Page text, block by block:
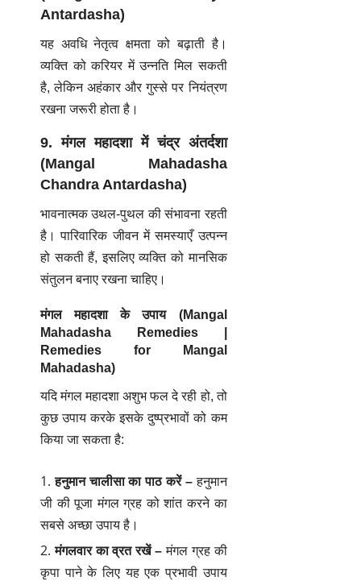
Antardasha)
यह अवधि नेतृत्व क्षमता को बढ़ाती है।
व्यक्ति को करियर में उन्नति मिल सकती
है, लेकिन अहंकार और गुस्से पर नियंत्रण
रखना जरूरी होता है।
9. मंगल महादशा में चंद्र अंतर्दशा
(Mangal Mahadasha
Chandra Antardasha)
भावनात्मक उथल-पुथल की संभावना रहती
है। पारिवारिक जीवन में समस्याएँ उत्पन्न
हो सकती हैं, इसलिए व्यक्ति को मानसिक
संतुलन बनाए रखना चाहिए।
मंगल महादशा के उपाय (Mangal
Mahadasha Remedies |
Remedies for Mangal
Mahadasha)
यदिमंगल महादशा अशुभ फलदे रही हो, तो
कुछ उपाय करके इसके दुष्प्रभावों को कम
किया जा सकता है:
हनुमान चालीसा का पाठ करें–हनुमान
जी की पूजा मंगल ग्रह को शांत करने का
सबसे अच्छा उपाय है।
मंगलवार का व्रत रखें– मंगल ग्रह की
कृपा पाने के लिए यह एक प्रभावी उपाय